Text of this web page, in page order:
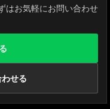
はお気軽にお問い合わせ
せる